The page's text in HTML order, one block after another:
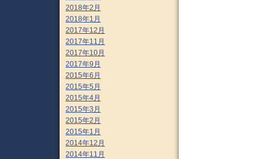
2018年2月
2018年1月
2017年12月
2017年11月
2017年10月
2017年9月
2015年6月
2015年5月
2015年4月
2015年3月
2015年2月
2015年1月
2014年12月
2014年11月